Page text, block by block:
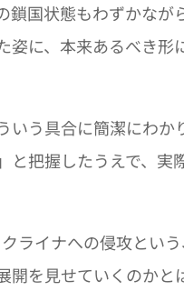
国状態もわずかなが
に、本来あるべき形
いう具合に簡潔にわか
把握したうえで、実
ライナへの侵攻とい
を見せていくのかと